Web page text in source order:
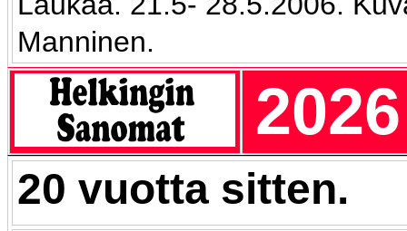
Manninen.
2026
20 vuotta sitten.